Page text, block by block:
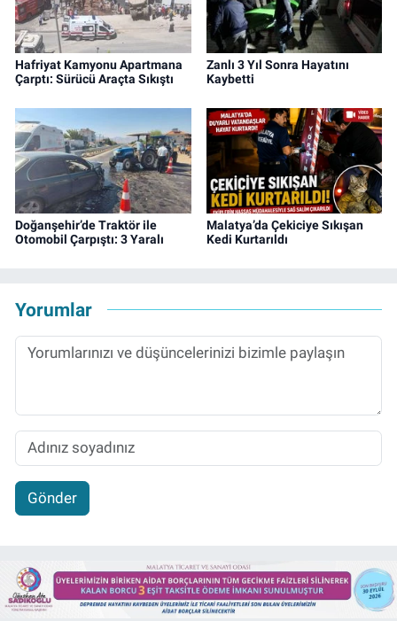
Hafriyat Kamyonu Apartmana
Çarptı: Sürücü Araçta Sıkıştı
Zanlı 3 Yıl Sonra Hayatını
Kaybetti
Doğanşehir’de Traktör ile
Otomobil Çarpıştı: 3 Yaralı
Malatya’da Çekiciye Sıkışan
Kedi Kurtarıldı
Yorumlar
Gönder